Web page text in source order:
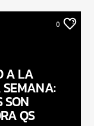
0
A LA
SEMANA:
SON
QS